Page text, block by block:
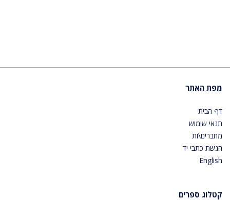
מפת האתר
דף הבית
תנאי שימוש
מחברים\ות
הגשת כתבי יד
English
קטלוג ספרים